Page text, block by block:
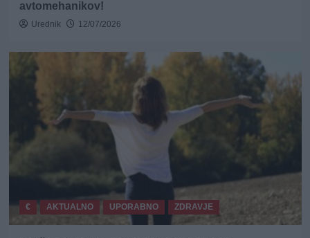
avtomehanikov!
Urednik 12/07/2026
€ AKTUALNO UPORABNO ZDRAVJE